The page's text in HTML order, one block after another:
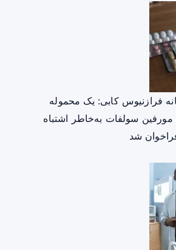
فرازنیوس کابی: یک محموله
سولفات به‌خاطر اشتباه
شد